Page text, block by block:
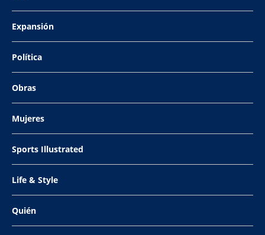
Expansión
Política
Obras
Mujeres
Sports Illustrated
Life & Style
Quién